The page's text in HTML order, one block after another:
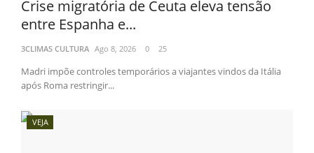
Crise migratória de Ceuta eleva tensão
entre Espanha e...
3CLIMAS CULTURA Ago 8, 2026 0 25
Madri impõe controles temporários a viajantes vindos da Itália
após Roma restringir...
VEJA